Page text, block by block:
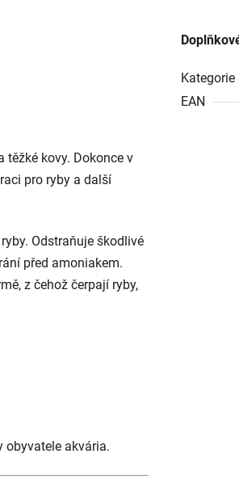
těžké kovy. Dokonce v
pro ryby a další
Odstraňuje škodlivé
před amoniakem.
z čehož čerpají ryby,
akvária.
Kategorie
EAN